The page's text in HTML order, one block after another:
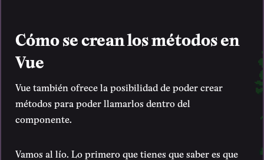
Cómo se crean los métodos en
Vue
Vue también ofrece la posibilidad de poder crear
métodos para poder llamarlos dentro del
componente.
Vamos al lío. Lo primero que tienes que saber es que